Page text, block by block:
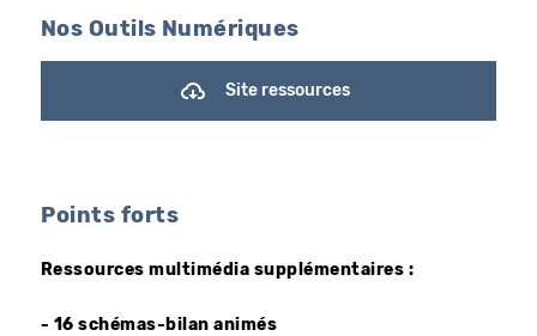
Nos Outils Numériques
Site ressources
Points forts
Ressources multimédia supplémentaires :
- 16 schémas-bilan animés